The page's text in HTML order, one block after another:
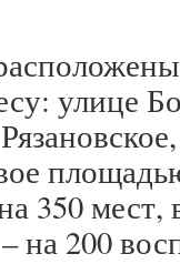
улице
350
на 200